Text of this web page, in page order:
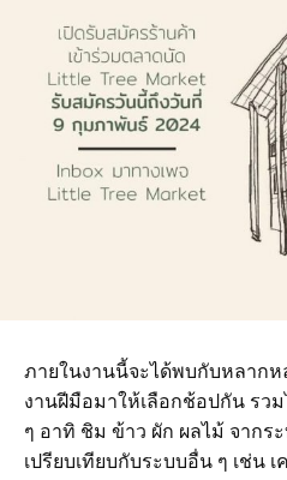
ภายในงานนี้จะได้พบกับหลาก
งานฝีมือมาให้เลือกช้อปกัน รว
ๆ อาทิ ชิม ข้าว ผัก ผลไม้ จากร
เปรียบเทียบกับระบบอื่น ๆ เช่น